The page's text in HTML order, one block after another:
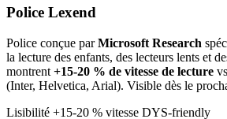
Police Lexend
Police conçue parMicrosoft Research
la lecture des enfants, des lecteurs lents et
montrent +15-20 % de vitesse de lecture
(Inter, Helvetica, Arial). Visible dès le
Lisibilité +15-20 % vitesse DYS-friendly